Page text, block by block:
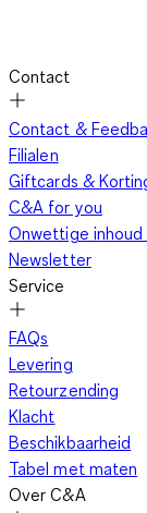
Contact
Contact &
Filialen
Giftcards &
C&A for you
Onwettige inhoud
Newsletter
Service
FAQs
Levering
Retourzending
Klacht
Beschikbaarheid
Tabel met maten
Over C&A